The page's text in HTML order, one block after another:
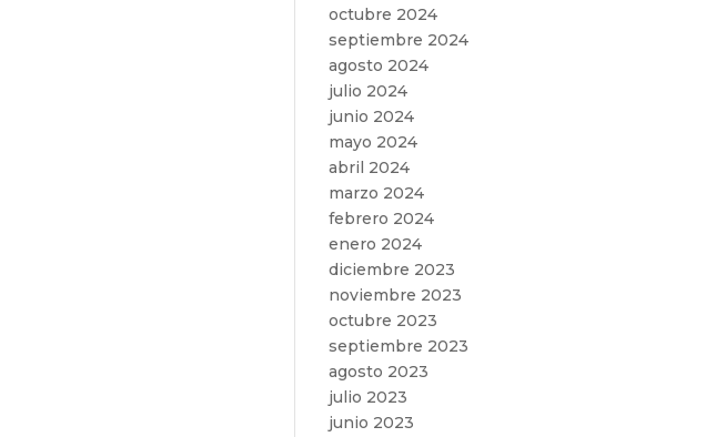
octubre 2024
septiembre 2024
agosto 2024
julio 2024
junio 2024
mayo 2024
abril 2024
marzo 2024
febrero 2024
enero 2024
diciembre 2023
noviembre 2023
octubre 2023
septiembre 2023
agosto 2023
julio 2023
junio 2023